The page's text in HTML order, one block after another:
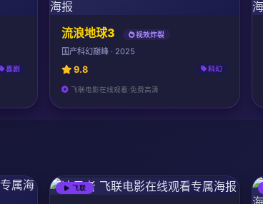
喜剧
流浪地球3 视效炸裂
国产科幻巅峰 · 2025
9.8 科幻
飞联电影在线观看·免费高清
飞联